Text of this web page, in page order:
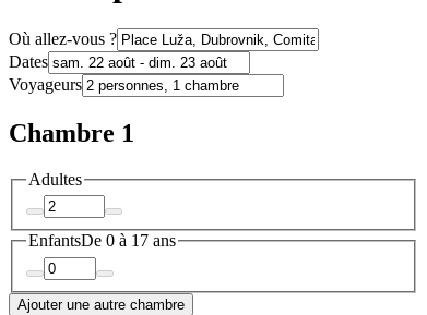
Où allez-vous ?
Dates
Voyageurs
Chambre 1
Adultes
EnfantsDe 0 à 17 ans
Ajouter une autre chambre